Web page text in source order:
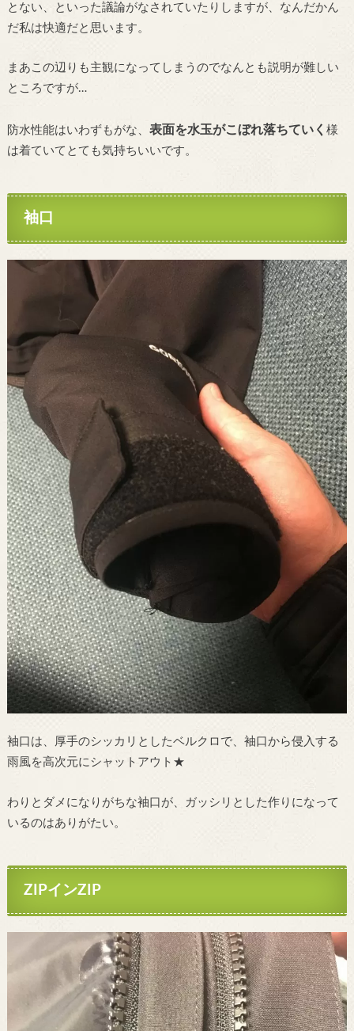
とない、といった議論がなされていたりしますが、なんだかん
だ私は快適だと思います。
まあこの辺りも主観になってしまうのでなんとも説明が難しい
ところですが…
防水性能はいわずもがな、 表面を水玉がこぼれ落ちていく 様
は着ていてとても気持ちいいです。
袖口
袖口は、厚手のシッカリとしたベルクロで、袖口から侵入する
雨風を高次元にシャットアウト★
わりとダメになりがちな袖口が、ガッシリとした作りになって
いるのはありがたい。
ZIPインZIP